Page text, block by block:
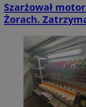
Szarżował
Żorach.